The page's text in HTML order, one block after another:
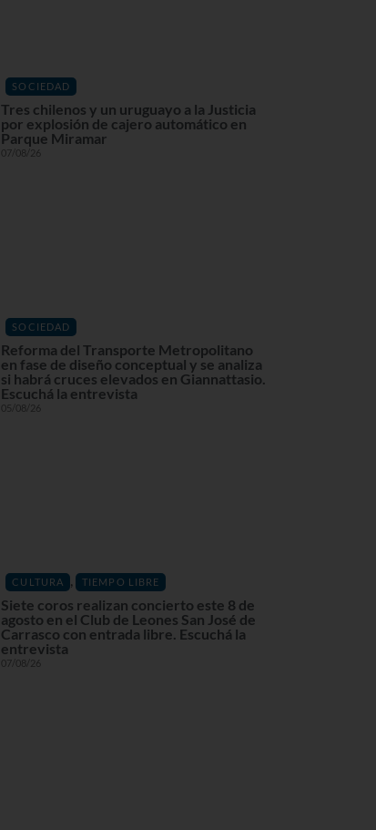
SOCIEDAD
Tres chilenos y un uruguayo a la Justicia
por explosión de cajero automático en
Parque Miramar
07/08/26
SOCIEDAD
Reforma del Transporte Metropolitano
en fase de diseño conceptual y se analiza
si habrá cruces elevados en Giannattasio.
Escuchá la entrevista
05/08/26
CULTURA , TIEMPO LIBRE
Siete coros realizan concierto este 8 de
agosto en el Club de Leones San José de
Carrasco con entrada libre. Escuchá la
entrevista
07/08/26